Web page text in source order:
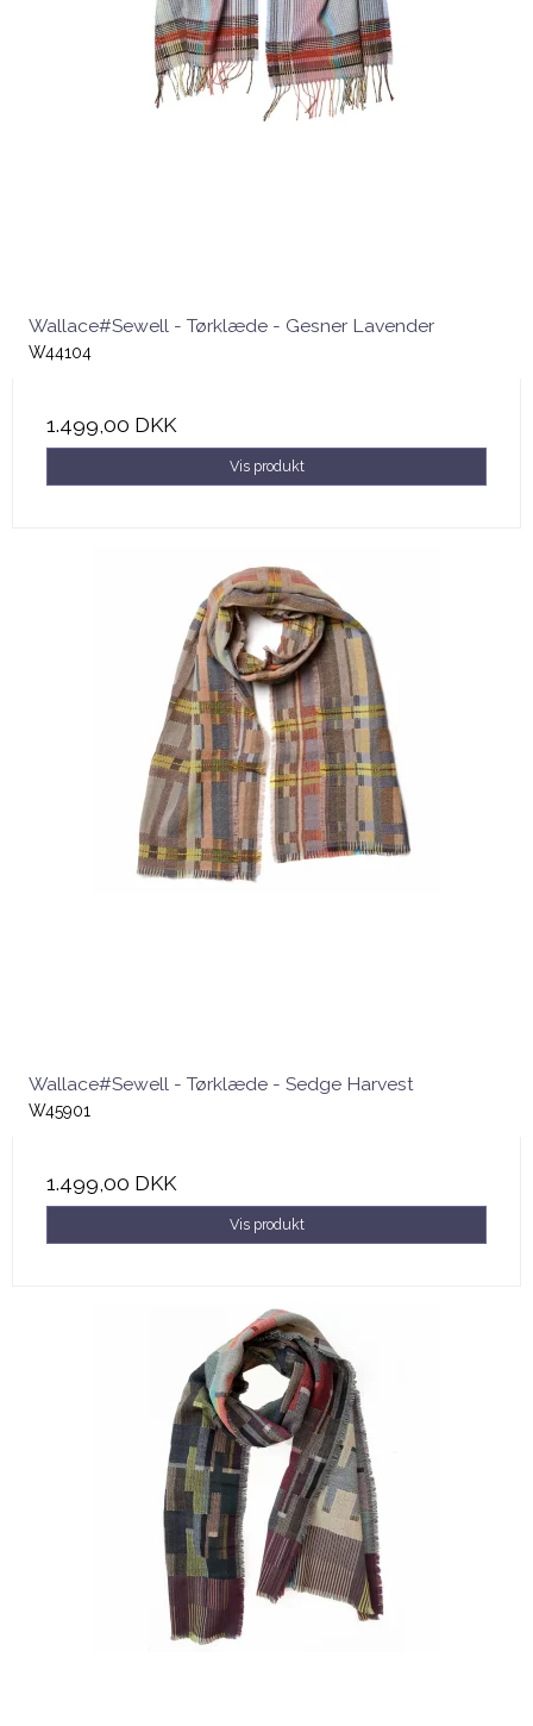
Wallace#Sewell - Tørklæde - Gesner Lavender
W44104
1.499,00 DKK
Vis produkt
Wallace#Sewell - Tørklæde - Sedge Harvest
W45901
1.499,00 DKK
Vis produkt